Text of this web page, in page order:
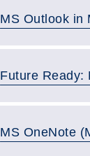
MS Outlook in
Future Ready:
MS OneNote